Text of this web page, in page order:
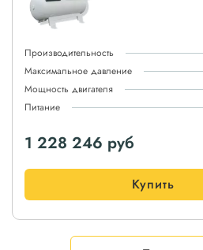
Производительность
Максимальное давление
Мощность двигателя
Питание
1 228 246 руб
Купить